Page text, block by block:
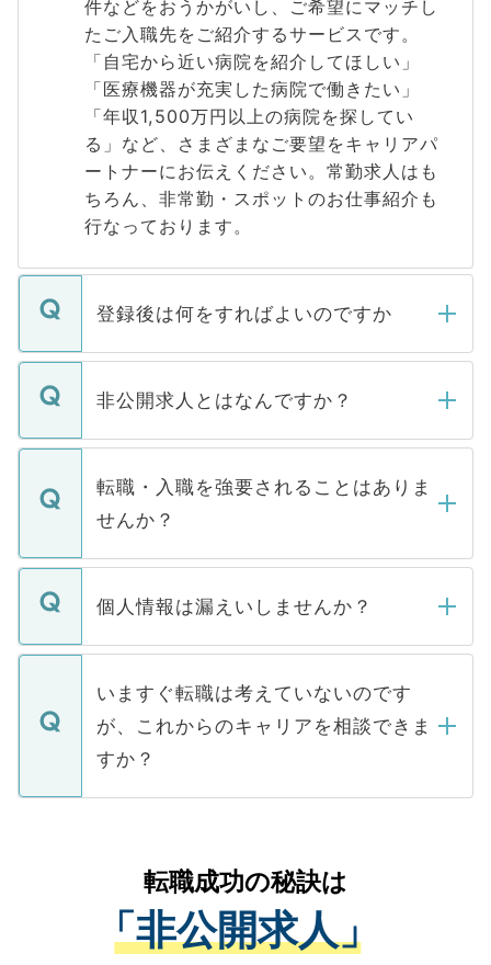
件などをおうかがいし、ご希望にマッチし
たご入職先をご紹介するサービスです。
「自宅から近い病院を紹介してほしい」
「医療機器が充実した病院で働きたい」
「年収1,500万円以上の病院を探してい
る」など、さまざまなご要望をキャリアパ
ートナーにお伝えください。常勤求人はも
ちろん、非常勤・スポットのお仕事紹介も
行なっております。
登録後は何をすればよいのですか
ご登録いただきましたら、弊社担当者がご
登録内容を確認し、その後メールもしくは
ます。通常、5営業日以内にはご連絡をせて
いただきますので、しばらくお待ちくださ
非公開求人とはなんですか？
マイナビDOCTORで取り扱っている求人の
うち約3割は、Webサイトからご覧いただ
けない「非公開求人」です。非公開求人は
下記の理由によって、一般には公開してい
ません。
■応募殺到を避けるため 人気のある医療機
関を公にしてしまうと、応募が殺到する場
に、医療機関が求める条件に合った人材の
みを人材紹介会社に依頼するケースが増え
ています。
転職・入職を強要されることはありま
せんか？
転職・入職を強要することは一切ありませ
ん。また、仮に応募先から内定をいただい
定を承諾する必要はありません。内定先へ
の辞退の連絡はキャリアパートナーが行い
個人情報は漏えいしませんか？
個人情報が漏えいすることはありませんの
で、ご安心ください。当サイトからの登録
などで収集したご登録者様の個人情報は、
ご本人のキャリアアップおよび転職活動の
支援を目的に使用いたします。お預かりし
ているすべての個人データはご本人の許可
は、個人情報の取り扱いについての厳密な
管理基準を満たした事業者のみに付与され
る、プライバシーマークを取得済みです。
いますぐ転職は考えていないのです
が、これからのキャリアを相談できま
すか？
かがいして、現在の医療機関の状況や紹介
経験をまじえながら、適切なアドバイスを
させていただきます。すぐにご転職をされ
ない方には、長期的なサポートが可能です
転職成功の秘訣は
「非公開求人」